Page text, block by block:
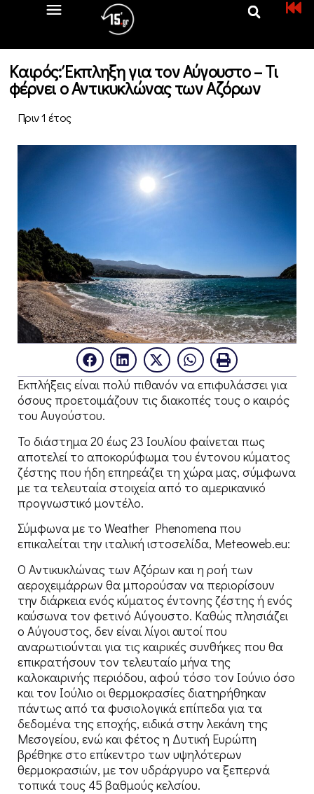
Καιρός: Έκπληξη για τον Αύγουστο – Τι
φέρνει ο Αντικυκλώνας των Αζόρων
Πριν 1 έτος
Εκπλήξεις είναι πολύ πιθανόν να επιφυλάσσει για
όσους προετοιμάζουν τις διακοπές τους ο καιρός
του Αυγούστου.
Το διάστημα 20 έως 23 Ιουλίου φαίνεται πως
αποτελεί το αποκορύφωμα του έντονου κύματος
ζέστης που ήδη επηρεάζει τη χώρα μας, σύμφωνα
με τα τελευταία στοιχεία από το αμερικανικό
προγνωστικό μοντέλο.
Σύμφωνα με το Weather Phenomena που
επικαλείται την ιταλική ιστοσελίδα, Meteoweb.eu:
Ο Αντικυκλώνας των Αζόρων και η ροή των
αεροχειμάρρων θα μπορούσαν να περιορίσουν
την διάρκεια ενός κύματος έντονης ζέστης ή ενός
καύσωνα τον φετινό Αύγουστο. Καθώς πλησιάζει
ο Αύγουστος, δεν είναι λίγοι αυτοί που
αναρωτιούνται για τις καιρικές συνθήκες που θα
επικρατήσουν τον τελευταίο μήνα της
καλοκαιρινής περιόδου, αφού τόσο τον Ιούνιο όσο
και τον Ιούλιο οι θερμοκρασίες διατηρήθηκαν
πάντως από τα φυσιολογικά επίπεδα για τα
δεδομένα της εποχής, ειδικά στην λεκάνη της
Μεσογείου, ενώ και φέτος η Δυτική Ευρώπη
βρέθηκε στο επίκεντρο των υψηλότερων
θερμοκρασιών, με τον υδράργυρο να ξεπερνά
τοπικά τους 45 βαθμούς κελσίου.